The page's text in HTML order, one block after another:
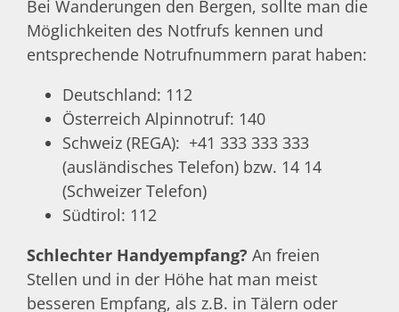
Bei Wanderungen den Bergen, sollte man die
Möglichkeiten des Notfrufs kennen und
entsprechende Notrufnummern parat haben:
Deutschland: 112
Österreich Alpinnotruf: 140
Schweiz (REGA): +41 333 333 333
(ausländisches Telefon) bzw. 14 14
(Schweizer Telefon)
Südtirol: 112
Schlechter Handyempfang? An freien
Stellen und in der Höhe hat man meist
besseren Empfang, als z.B. in Tälern oder